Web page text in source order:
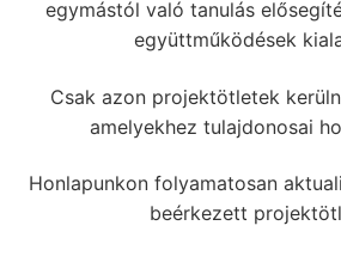
egymástól való tanulás
együttműködések
Csak azon projektötletek
amelyekhez tulajdonosai
Honlapunkon folyamatosan
beérkezett